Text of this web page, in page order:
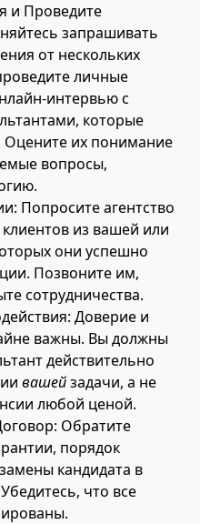
и Проведите
запрашивать
от нескольких
личные
интервью с
которые
Оцените их понимание
вопросы,
Попросите агентство
из вашей или
они успешно
Позвоните им,
сотрудничества.
Доверие и
важны. Вы должны
действительно
вашейзадачи, а не
любой ценой.
Обратите
порядок
кандидата в
что все